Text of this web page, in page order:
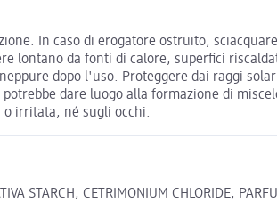
In caso di erogatore ostruito,
lontano da fonti di calore, superfici
dopo l'uso. Proteggere dai raggi
dare luogo alla formazione di
o irritata, né sugli occhi.
STARCH, CETRIMONIUM